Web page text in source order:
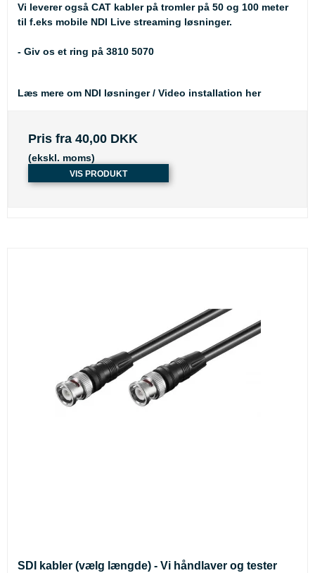
Vi leverer også CAT kabler på tromler på 50 og 100 meter
til f.eks mobile NDI Live streaming løsninger.
- Giv os et ring på 3810 5070
Læs mere om NDI løsninger / Video installation her
Pris fra 40,00 DKK
(ekskl. moms)
VIS PRODUKT
SDI kabler (vælg længde) - Vi håndlaver og tester